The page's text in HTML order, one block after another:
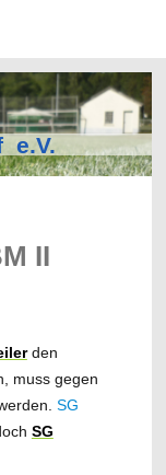
e.V.
II
den
muss gegen
SG
SG